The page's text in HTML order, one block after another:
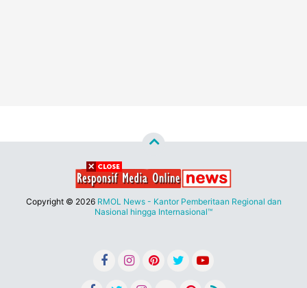
Copyright © 2026 RMOL News - Kantor Pemberitaan Regional dan
Nasional hingga Internasional™